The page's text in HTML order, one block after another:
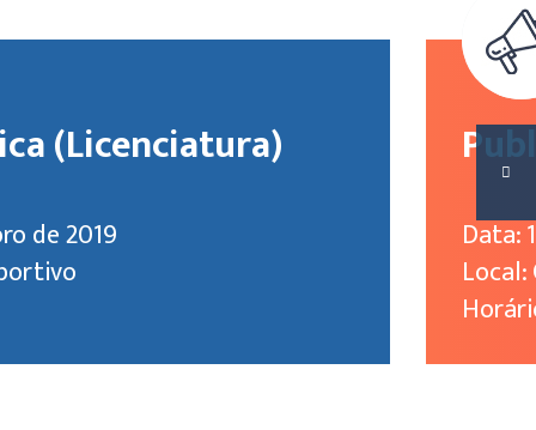
(Licenciatura)
de 2019
Data: